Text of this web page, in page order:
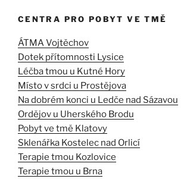
CENTRA PRO POBYT VE TMĚ
ÁTMA Vojtěchov
Dotek přítomnosti Lysice
Léčba tmou u Kutné Hory
Místo v srdci u Prostějova
Na dobrém konci u Ledče nad Sázavou
Ordějov u Uherského Brodu
Pobyt ve tmě Klatovy
Sklenářka Kostelec nad Orlicí
Terapie tmou Kozlovice
Terapie tmou u Brna